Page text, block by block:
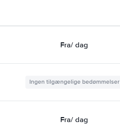
Fra/ dag
Ingen tilgængelige bedømmelser
Fra/ dag